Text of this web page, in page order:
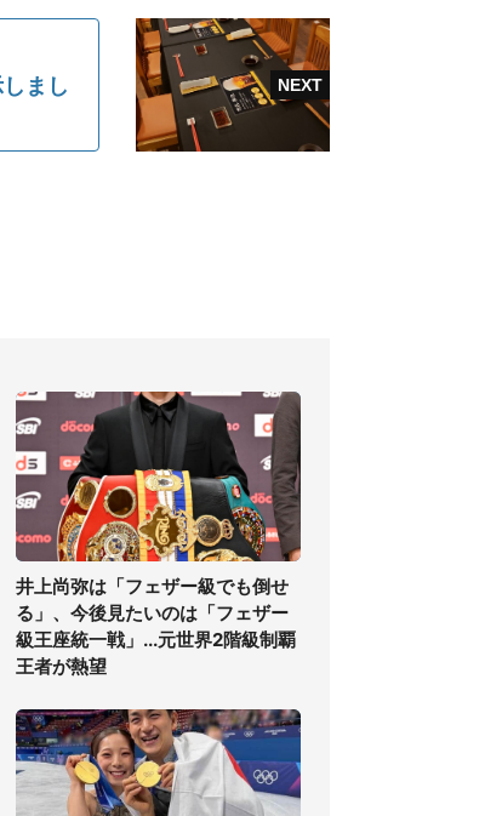
まし
井上尚弥は「フェザー級でも倒せ
る」、今後見たいのは「フェザー
級王座統一戦」...元世界2階級制覇
王者が熱望